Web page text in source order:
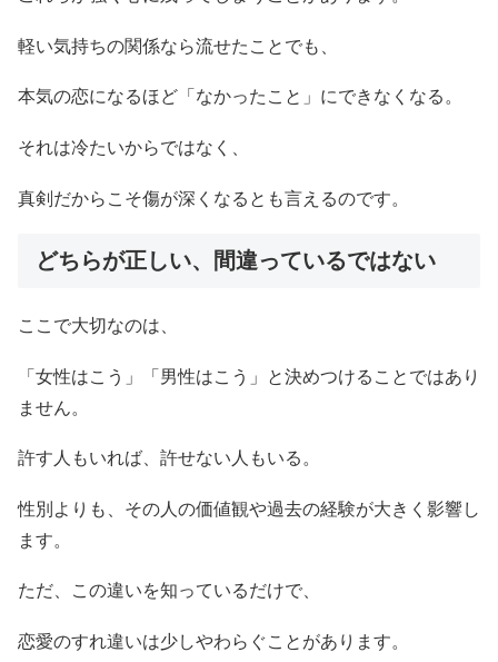
軽い気持ちの関係なら流せたことでも、
本気の恋になるほど「なかったこと」にできなくなる。
それは冷たいからではなく、
真剣だからこそ傷が深くなるとも言えるのです。
どちらが正しい、間違っているではない
ここで大切なのは、
「女性はこう」「男性はこう」と決めつけることではあり
ません。
許す人もいれば、許せない人もいる。
性別よりも、その人の価値観や過去の経験が大きく影響し
ます。
ただ、この違いを知っているだけで、
恋愛のすれ違いは少しやわらぐことがあります。